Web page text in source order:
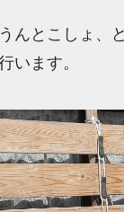
んとこしょ、
います。